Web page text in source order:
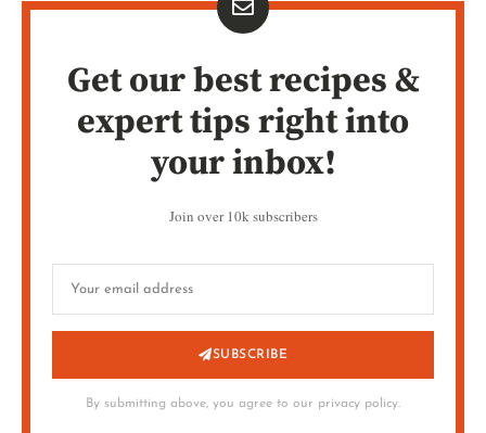
Get our best recipes &
expert tips right into
your inbox!
Join over 10k subscribers
SUBSCRIBE
By submitting above, you agree to our privacy policy.